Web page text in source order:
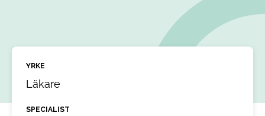
YRKE
Läkare
SPECIALIST